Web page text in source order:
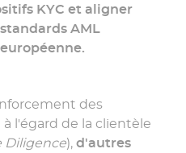
KYC et aligner
AML
des
l'égard de la clientèle
Diligence), d'autres